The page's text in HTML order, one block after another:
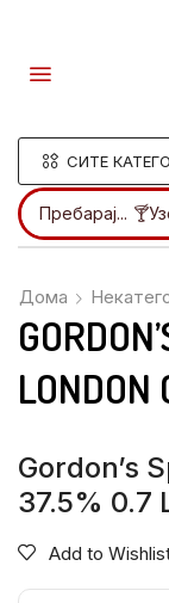
СИТЕ
Пребарај...
Дома
Gordon’s
37.5% 0.7
Add to